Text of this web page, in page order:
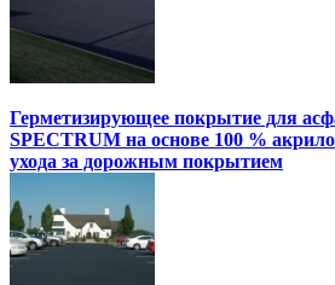
Герметизирующее покрытие для
SPECTRUM на основе 100 %
ухода за дорожным покрытием